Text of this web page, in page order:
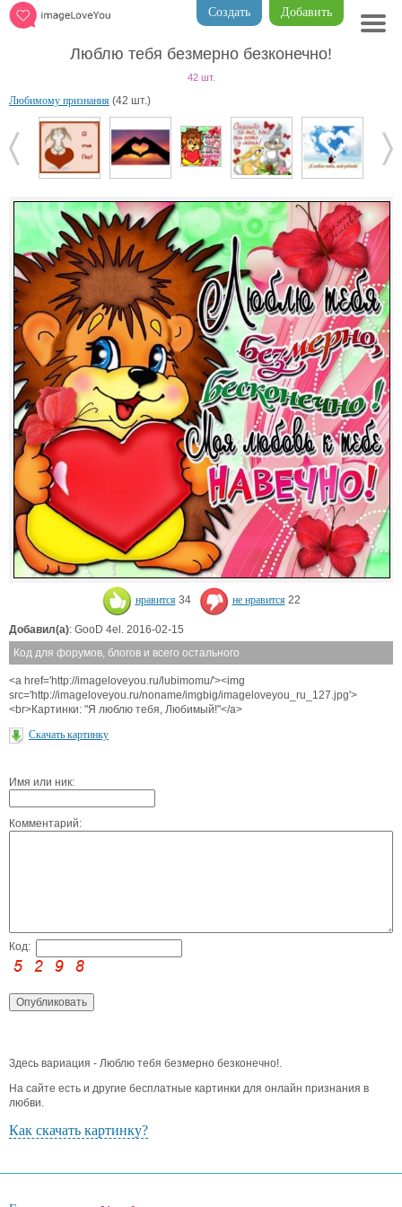
Добавить
Создать
Люблю тебя безмерно безконечно!
42 шт.
Любимому признания (42 шт.)
нравится 34 не нравится 22
Добавил(а): GooD 4el. 2016-02-15
Код для форумов, блогов и всего остального
<a href='http://imageloveyou.ru/lubimomu/'><img
src='http://imageloveyou.ru/noname/imgbig/imageloveyou_ru_127.jpg'>
<br>Картинки: "Я люблю тебя, Любимый!"</a>
Скачать картинку
Имя или ник:
Комментарий:
Код:
Здесь вариация - Люблю тебя безмерно безконечно!.
На сайте есть и другие бесплатные картинки для онлайн признания в
любви.
Как скачать картинку?